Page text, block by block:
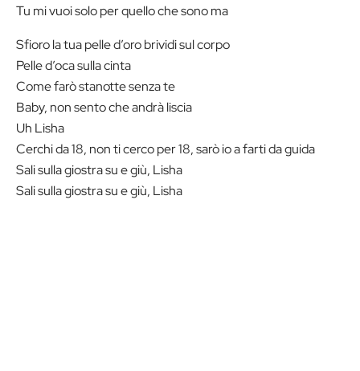
Tu mi vuoi solo per quello che sono ma
Sfioro la tua pelle d’oro brividi sul corpo
Pelle d’oca sulla cinta
Come farò stanotte senza te
Baby, non sento che andrà liscia
Uh Lisha
Cerchi da 18, non ti cerco per 18, sarò io a farti da guida
Sali sulla giostra su e giù, Lisha
Sali sulla giostra su e giù, Lisha